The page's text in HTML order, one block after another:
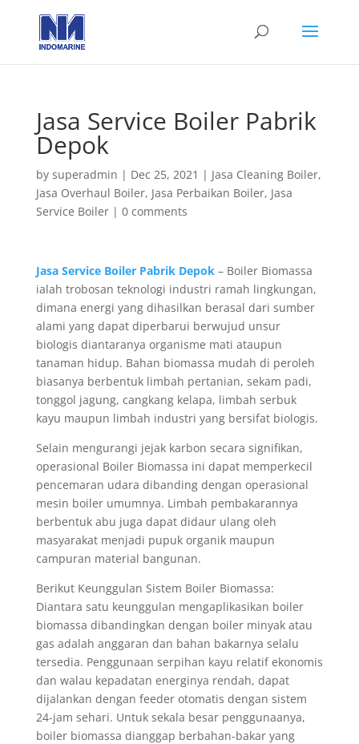
Jasa Service Boiler Pabrik
Depok
by superadmin | Dec 25, 2021 | Jasa Cleaning Boiler,
Jasa Overhaul Boiler, Jasa Perbaikan Boiler, Jasa
Service Boiler| 0 comments
Jasa Service Boiler Pabrik Depok– Boiler Biomassa
ialah trobosan teknologi industri ramah lingkungan,
dimana energi yang dihasilkan berasal dari sumber
alami yang dapat diperbarui berwujud unsur
biologis diantaranya organisme mati ataupun
tanaman hidup. Bahan biomassa mudah di peroleh
biasanya berbentuk limbah pertanian, sekam padi,
tonggol jagung, cangkang kelapa, limbah serbuk
kayu maupun limbah industri yang bersifat biologis.
Selain mengurangi jejak karbon secara signifikan,
operasional Boiler Biomassa ini dapat memperkecil
pencemaran udara dibanding dengan operasional
mesin boiler umumnya. Limbah pembakarannya
berbentuk abu juga dapat didaur ulang oleh
masyarakat menjadi pupuk organik maupun
campuran material bangunan.
Berikut Keunggulan Sistem Boiler Biomassa:
Diantara satu keunggulan mengaplikasikan boiler
biomassa dibandingkan dengan boiler minyak atau
gas adalah anggaran dan bahan bakarnya selalu
tersedia. Penggunaan serpihan kayu relatif ekonomis
dan walau kepadatan energinya rendah, dapat
dijalankan dengan feeder otomatis dengan sistem
24-jam sehari. Untuk sekala besar penggunaanya,
boiler biomassa dianggap berbahan-bakar yang